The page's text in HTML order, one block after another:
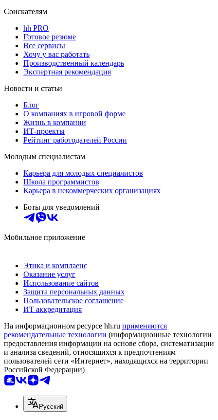
Соискателям
hh PRO
Готовое резюме
Все сервисы
Хочу у вас работать
Производственный календарь
Экспертная рекомендация
Новости и статьи
Блог
О компаниях в игровой форме
Жизнь в компании
ИТ-проекты
Рейтинг работодателей России
Молодым специалистам
Карьера для молодых специалистов
Школа программистов
Карьера в некоммерческих организациях
Боты для уведомлений
Мобильное приложение
Этика и комплаенс
Оказание услуг
Использование сайтов
Защита персональных данных
Пользовательское соглашение
ИТ аккредитация
На информационном ресурсе hh.ru применяются
рекомендательные технологии (информационные технологии
предоставления информации на основе сбора, систематизации
и анализа сведений, относящихся к предпочтениям
пользователей сети «Интернет», находящихся на территории
Российской Федерации)
Русский